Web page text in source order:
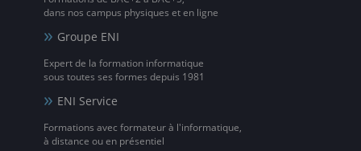
dans nos campus physiques et en ligne
Groupe ENI
Expert de la formation informatique
sous toutes ses formes depuis 1981
ENI Service
Formations avec formateur à l'informatique,
à distance ou en présentiel